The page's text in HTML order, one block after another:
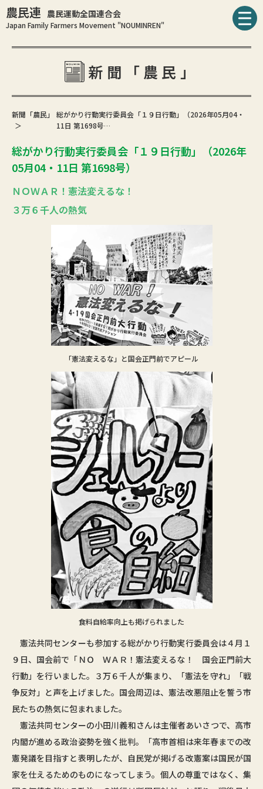
農民連 農民運動全国連合会
Japan Family Farmers Movement "NOUMINREN"
新聞「農民」
新聞「農民」
総がかり行動実行委員会「１９日行動」（2026年05月04・
11日 第1698号…
総がかり行動実行委員会「１９日行動」（2026年
05月04・11日 第1698号）
ＮＯＷＡＲ！憲法変えるな！
３万６千人の熱気
「憲法変えるな」と国会正門前でアピール
食料自給率向上も掲げられました
憲法共同センターも参加する総がかり行動実行委員会は４月１
９日、国会前で「ＮＯ ＷＡＲ！憲法変えるな！ 国会正門前大
行動」を行いました。３万６千人が集まり、「憲法を守れ」「戦
争反対」と声を上げました。国会周辺は、憲法改悪阻止を誓う市
民たちの熱気に包まれました。
憲法共同センターの小田川義和さんは主催者あいさつで、高市
内閣が進める政治姿勢を強く批判。「高市首相は来年春までの改
憲発議を目指すと表明したが、自民党が掲げる改憲案は国民が国
家を仕えるためのものになってしまう。個人の尊重ではなく、集